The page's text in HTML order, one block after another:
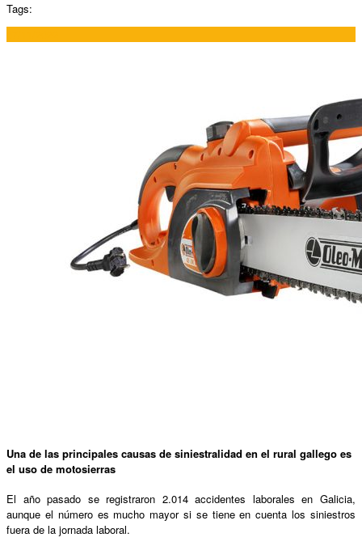
Tags:
Una de las principales causas de siniestralidad en el rural gallego es
el uso de motosierras
El año pasado se registraron 2.014 accidentes laborales en Galicia,
aunque el número es mucho mayor si se tiene en cuenta los siniestros
fuera de la jornada laboral.